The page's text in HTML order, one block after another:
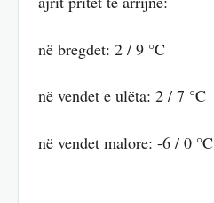
në bregdet: 2 / 9 °C
në vendet e ulëta: 2 / 7 °C
në vendet malore: -6 / 0 °C